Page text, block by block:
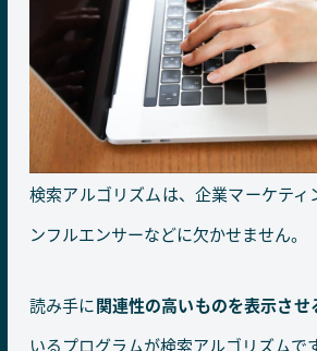
検索アルゴリズムは、企業マーケティ
ンフルエンサーなどに欠かせません。
読み手に関連性の高いものを表示させ
いるプログラムが検索アルゴリズムで